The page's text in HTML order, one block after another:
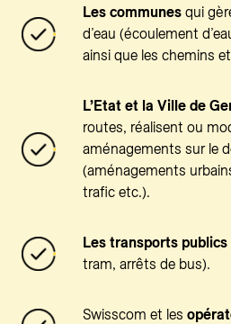
Les communes qui
d’eau (écoulement
ainsi que les chemins
L’Etat et la Ville de
routes, réalisent ou
aménagements sur le
(aménagements
trafic etc.).
Les transports publics
tram, arrêts de bus).
Swisscom et les